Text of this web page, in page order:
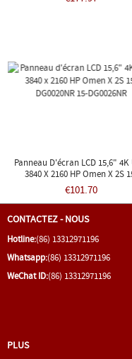
Panneau D'écran LCD 15,6" 4K
3840 X 2160 HP Omen X 2S
DG0020NR 15-DG0026NR
€101.70
CONTACTEZ - NOUS
Hotline:(86) 13312971196
Whatsapp:(86) 13312971196
WeChat ID:(86) 13312971196
PLUS